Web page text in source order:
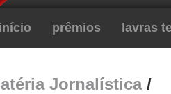
início prêmios lavras
Jornalística/